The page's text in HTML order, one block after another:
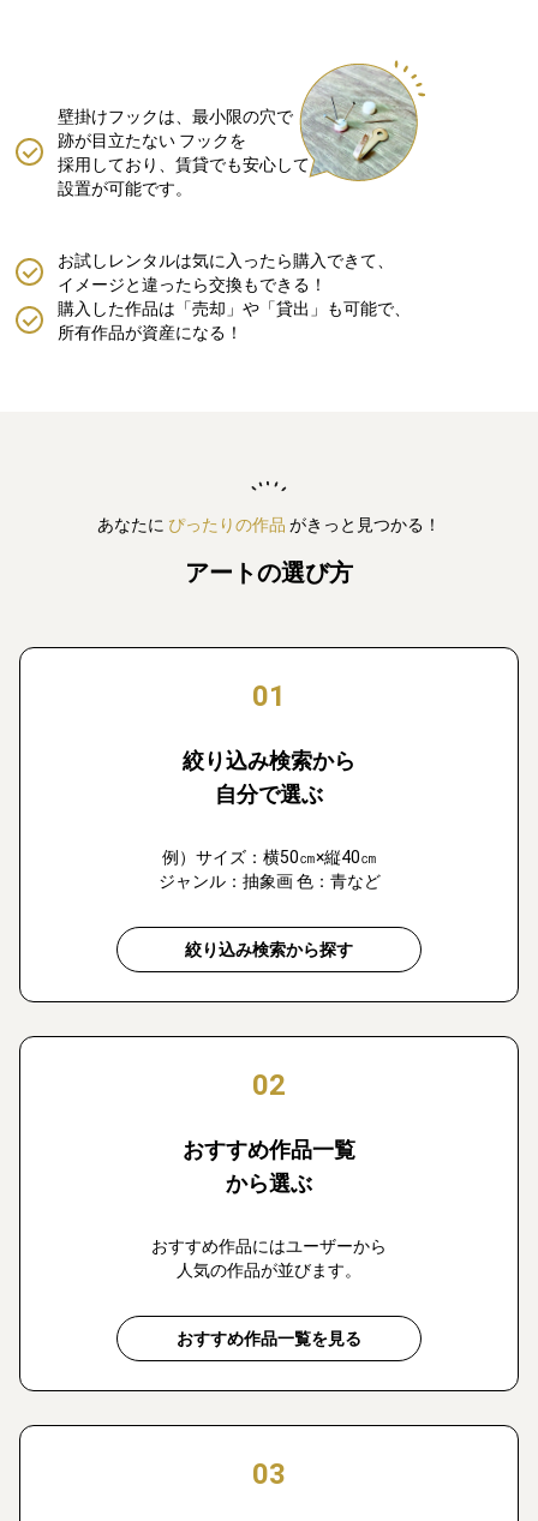
壁掛けフックは、最小限の穴で
跡が目立たない フックを
採用しており、賃貸でも安心して
設置が可能です。
購入した作品は「売却」や「貸出」も可能で、
所有作品が資産になる！
お試しレンタルは気に入ったら購入できて、
イメージと違ったら交換もできる！
あなたに ぴったりの作品 がきっと見つかる！
アートの選び方
01
絞り込み検索から
自分で選ぶ
例）サイズ：横50㎝×縦40㎝
ジャンル：抽象画 色：青など
絞り込み検索から探す
02
おすすめ作品一覧
から選ぶ
おすすめ作品にはユーザーから
人気の作品が並びます。
おすすめ作品一覧を見る
03